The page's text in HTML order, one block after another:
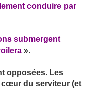
conduire par
submergent
».
opposées. Les
du serviteur (et